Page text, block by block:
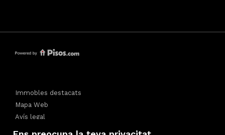
Immobles destacats
Mapa Web
Avís legal